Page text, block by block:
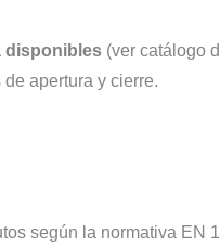
disponibles (ver catálogo
apertura y cierre.
según la normativa EN